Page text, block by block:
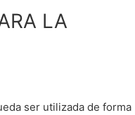
LA
ser utilizada de forma